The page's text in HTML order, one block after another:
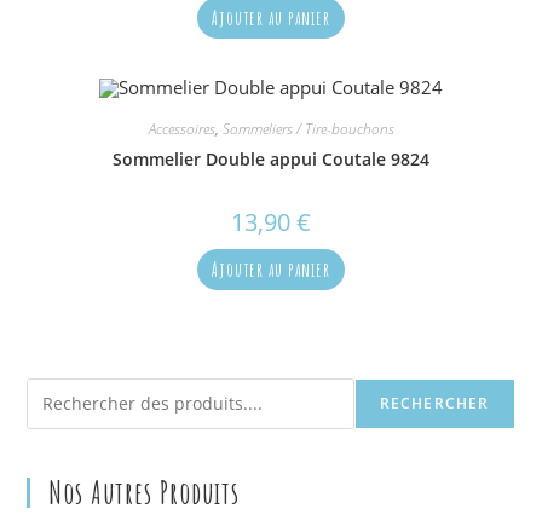
Ajouter au panier
Accessoires, Sommeliers / Tire-bouchons
Sommelier Double appui Coutale 9824
13,90€
Ajouter au panier
Rechercher RECHERCHER
Nos Autres Produits